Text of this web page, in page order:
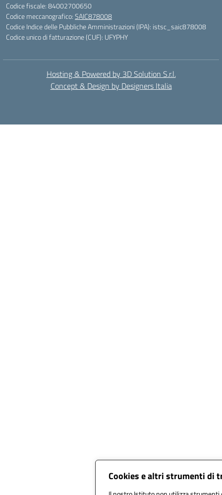
Cookies e altri strumenti di
Codice fiscale: 84002700650
Codice meccanografico:SAIC878008
Codice Indice delle Pubbliche Amministrazioni (IPA): istsc_saic878008
Codice unico di fatturazione (CUF): UFYPHY
Hosting & Powered by 3D Solution S.r.l.
Concept & Design by Designers Italia